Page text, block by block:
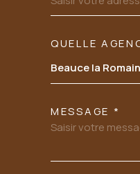
QUELLE
Beauce la
MESSAGE *